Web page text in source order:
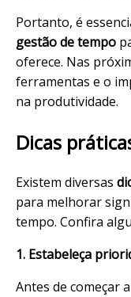
Portanto, é
gestão de tempo
oferece. Nas
ferramentas e o
na produtividade.
Dicas
Existem diversas
para melhorar
tempo. Confira
1. Estabeleça
Antes de começar